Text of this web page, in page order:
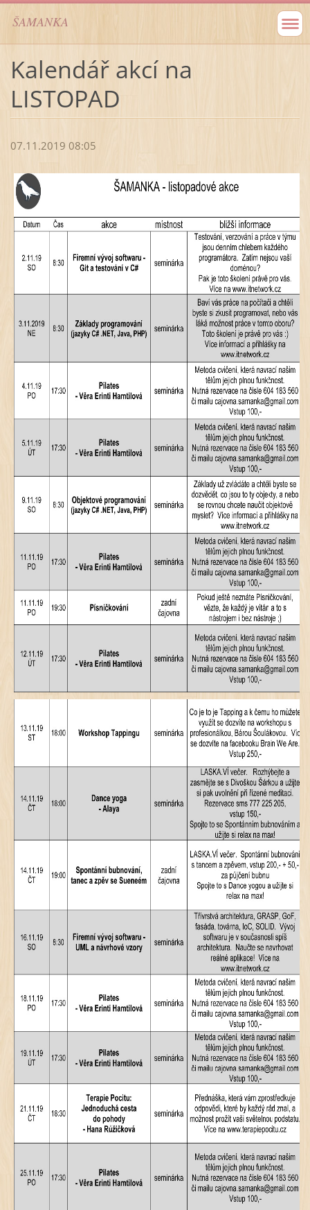
ŠAMANKA
Kalendář akcí na
LISTOPAD
07.11.2019 08:05